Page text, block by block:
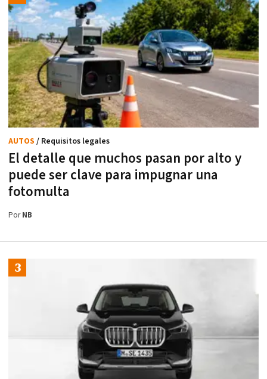
El detalle que muchos pasan por alto y
puede ser clave para impugnar una
fotomulta
AUTOS / Requisitos legales
PorNB